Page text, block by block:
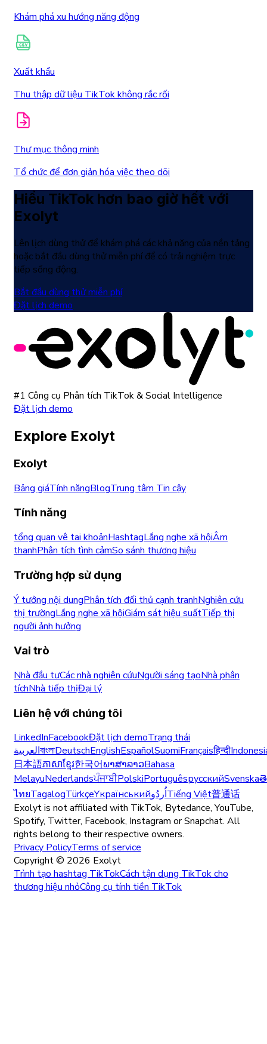
Khám phá xu hướng năng động
Xuất khẩu
Thu thập dữ liệu TikTok không rắc rối
Thư mục thông minh
Tổ chức để đơn giản hóa việc theo dõi
Hiểu TikTok hơn bao giờ hết với
Exolyt
Lên lịch dùng thử để khám phá các khả năng của nền tảng
hoặc bắt đầu dùng thử miễn phí để có trải nghiệm trực
tiếp sống động.
Bắt đầu dùng thử miễn phí
Đặt lịch demo
#1 Công cụ Phân tích TikTok & Social Intelligence
Đặt lịch demo
Explore Exolyt
Exolyt
Bảng giáTính năngBlogTrung tâm Tin cậy
Tính năng
tổng quan vê tai khoảnHashtagLắng nghe xã hộiÂm
thanhPhân tích tình cảmSo sánh thương hiệu
Trường hợp sử dụng
Ý tưởng nội dungPhân tích đối thủ cạnh tranhNghiên cứu
thị trườngLắng nghe xã hộiGiám sát hiệu suấtTiếp thị
người ảnh hưởng
Vai trò
Nhà đầu tưCác nhà nghiên cứuNgười sáng tạoNhà phân
tíchNhà tiếp thịĐại lý
Liên hệ với chúng tôi
LinkedInFacebookĐặt lịch demoTrạng thái
العربيةবাংলাDeutschEnglishEspañolSuomiFrançaisहिन्दी
日本語ភាសាខ្មែរ한국어ພາສາລາວBahasa
MelayuNederlandsਪੰਜਾਬੀPolskiPortuguêsрусскийSvenska
ไทยTagalogTürkçeYкраїнськийاُردُوTiếng Việt普通话
Exolyt is not affiliated with TikTok, Bytedance, YouTube,
Spotify, Twitter, Facebook, Instagram or Snapchat. All
rights belong to their respective owners.
Privacy PolicyTerms of service
Copyright © 2026 Exolyt
Trình tạo hashtag TikTokCách tận dụng TikTok cho
thương hiệu nhỏCông cụ tính tiền TikTok